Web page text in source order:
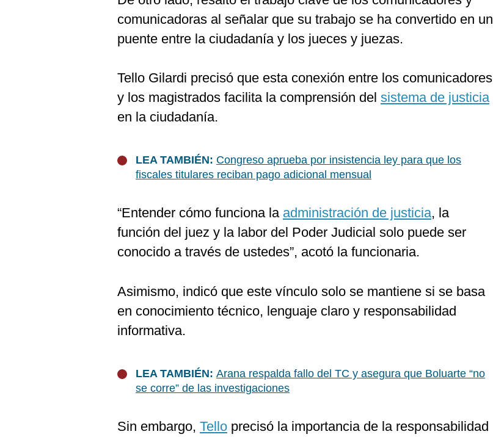
comunicadoras al señalar que su trabajo se ha convertido en un
puente entre la ciudadanía y los jueces y juezas.
Tello Gilardi precisó que esta conexión entre los comunicadores
y los magistrados facilita la comprensión del sistema de justicia
en la ciudadanía.
LEA TAMBIÉN: Congreso aprueba por insistencia ley para que los
fiscales titulares reciban pago adicional mensual
“Entender cómo funciona la administración de justicia, la
función del juez y la labor del Poder Judicial solo puede ser
conocido a través de ustedes”, acotó la funcionaria.
Asimismo, indicó que este vínculo solo se mantiene si se basa
en conocimiento técnico, lenguaje claro y responsabilidad
informativa.
LEA TAMBIÉN: Arana respalda fallo del TC y asegura que Boluarte “no
se corre” de las investigaciones
Sin embargo, Tello precisó la importancia de la responsabilidad